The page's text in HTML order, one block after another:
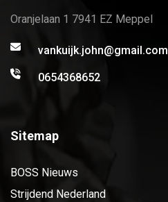
Oranjelaan 1 7941 EZ Meppel
vankuijk.john@gmail.com
0654368652
Sitemap
BOSS Nieuws
Strijdend Nederland